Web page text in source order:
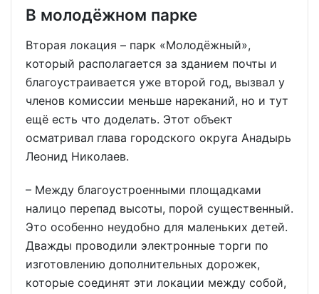
В молодёжном парке
Вторая локация – парк «Молодёжный»,
который располагается за зданием почты и
благоустраивается уже второй год, вызвал у
членов комиссии меньше нареканий, но и тут
ещё есть что доделать. Этот объект
осматривал глава городского округа Анадырь
Леонид Николаев.
– Между благоустроенными площадками
налицо перепад высоты, порой существенный.
Это особенно неудобно для маленьких детей.
Дважды проводили электронные торги по
изготовлению дополнительных дорожек,
которые соединят эти локации между собой,